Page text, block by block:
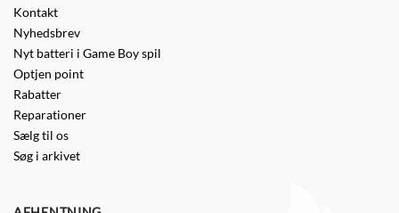
Kontakt
Nyhedsbrev
Nyt batteri i Game Boy spil
Optjen point
Rabatter
Reparationer
Sælg til os
Søg i arkivet